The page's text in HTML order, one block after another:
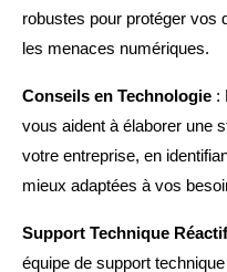
robustes pour protéger vos
les menaces numériques.
Conseils en Technologie :
vous aident à élaborer une
votre entreprise, en
mieux adaptées à vos
Support Technique Réactif
équipe de support